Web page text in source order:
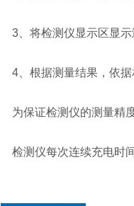
3、将检测仪显示区显示
4、根据测量结果，依据
为保证检测仪的测量精
检测仪每次连续充电时